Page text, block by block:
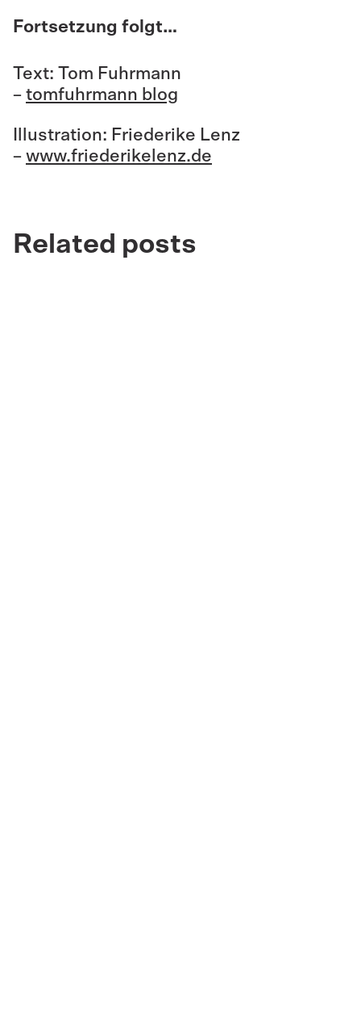
Fortsetzung folgt…
Text: Tom Fuhrmann
– tomfuhrmann blog
Illustration: Friederike Lenz
– www.friederikelenz.de
Related posts